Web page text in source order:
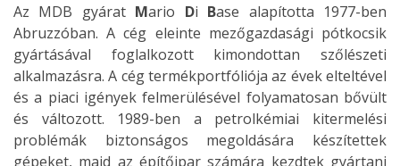
Az MDB gyárat Mario Di Base alapította 1977-ben
Abruzzóban. A cég eleinte mezőgazdasági pótkocsik
gyártásával foglalkozott kimondottan szőlészeti
alkalmazásra. A cég termékportfóliója az évek elteltével
és a piaci igények felmerülésével folyamatosan bővült
és változott. 1989-ben a petrolkémiai kitermelési
problémák biztonságos megoldására készítettek
gépeket, majd az építőipar számára kezdtek gyártani